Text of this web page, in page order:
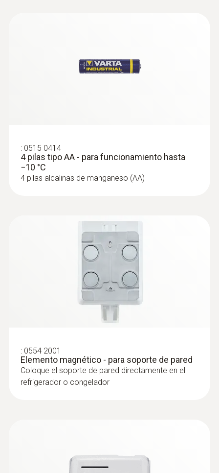
: 0515 0414
4 pilas tipo AA - para funcionamiento hasta
−10 °C
4 pilas alcalinas de manganeso (AA)
: 0554 2001
Elemento magnético - para soporte de pared
Coloque el soporte de pared directamente en el
refrigerador o congelador